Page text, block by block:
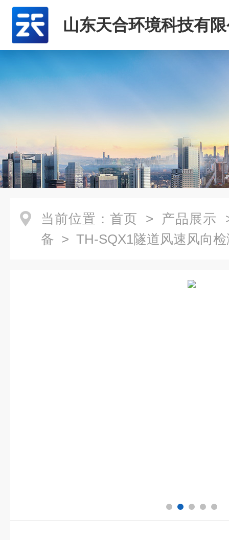
山东天合环境科技有
当前位置： 首页 > 产品展示
备 > TH-SQX1隧道风速风向